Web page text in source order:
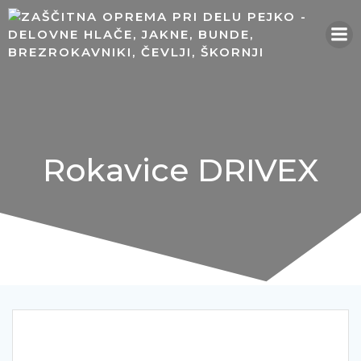
Skip
to
content
Rokavice DRIVEX